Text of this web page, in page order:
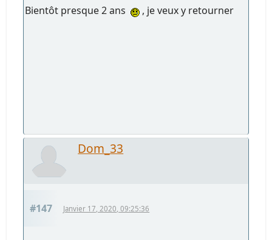
Bientôt presque 2 ans
, je veux y retourner
Dom_33
#147 Janvier 17, 2020, 09:25:36